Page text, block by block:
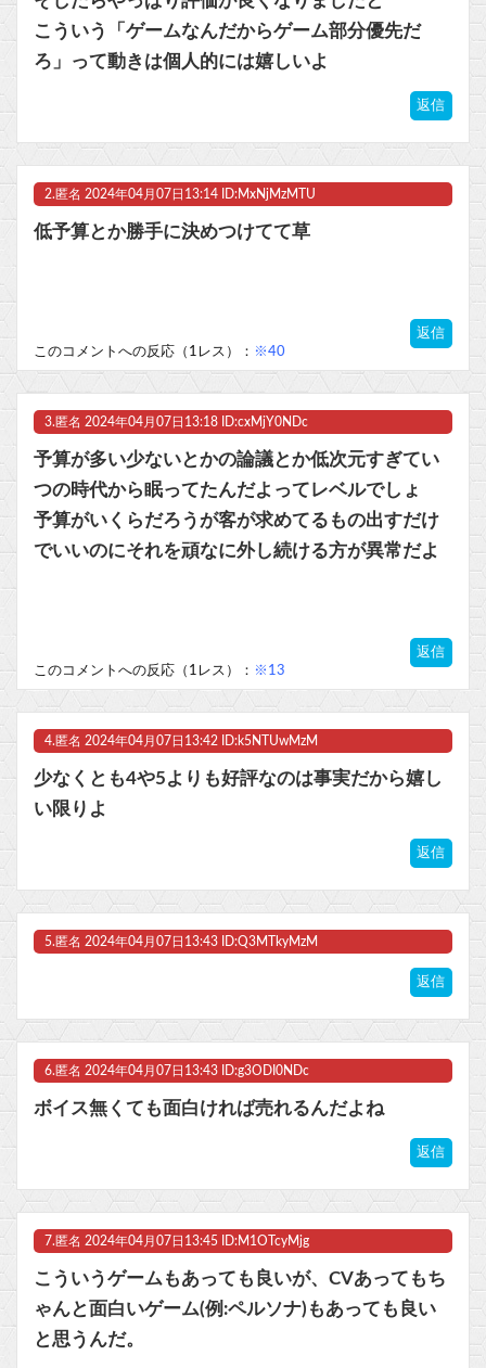
Powered by livedoor 相互RSS
こういう「ゲームなんだからゲーム部分優先だ
ろ」って動きは個人的には嬉しいよ
返信
2. 匿名 2024年04月07日13:14 ID:MxNjMzMTU
低予算とか勝手に決めつけてて草
返信
このコメントへの反応（1レス）： ※40
3. 匿名 2024年04月07日13:18 ID:cxMjY0NDc
予算が多い少ないとかの論議とか低次元すぎてい
つの時代から眠ってたんだよってレベルでしょ
予算がいくらだろうが客が求めてるもの出すだけ
でいいのにそれを頑なに外し続ける方が異常だよ
返信
このコメントへの反応（1レス）： ※13
4. 匿名 2024年04月07日13:42 ID:k5NTUwMzM
少なくとも4や5よりも好評なのは事実だから嬉し
い限りよ
返信
5. 匿名 2024年04月07日13:43 ID:Q3MTkyMzM
返信
6. 匿名 2024年04月07日13:43 ID:g3ODI0NDc
ボイス無くても面白ければ売れるんだよね
返信
7. 匿名 2024年04月07日13:45 ID:M1OTcyMjg
こういうゲームもあっても良いが、CVあってもち
ゃんと面白いゲーム(例:ペルソナ)もあっても良い
と思うんだ。